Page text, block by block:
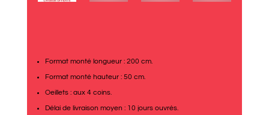
Format monté longueur : 200 cm.
Format monté hauteur : 50 cm.
Oeillets : aux 4 coins.
Délai de livraison moyen : 10 jours ouvrés.